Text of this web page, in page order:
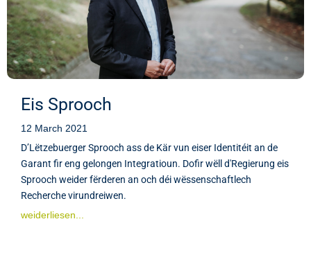
Eis Sprooch
12 March 2021
D’Lëtzebuerger Sprooch ass de Kär vun eiser Identitéit an de
Garant fir eng gelongen Integratioun. Dofir wëll d'Regierung eis
Sprooch weider fërderen an och déi wëssenschaftlech
Recherche virundreiwen.
weiderliesen...